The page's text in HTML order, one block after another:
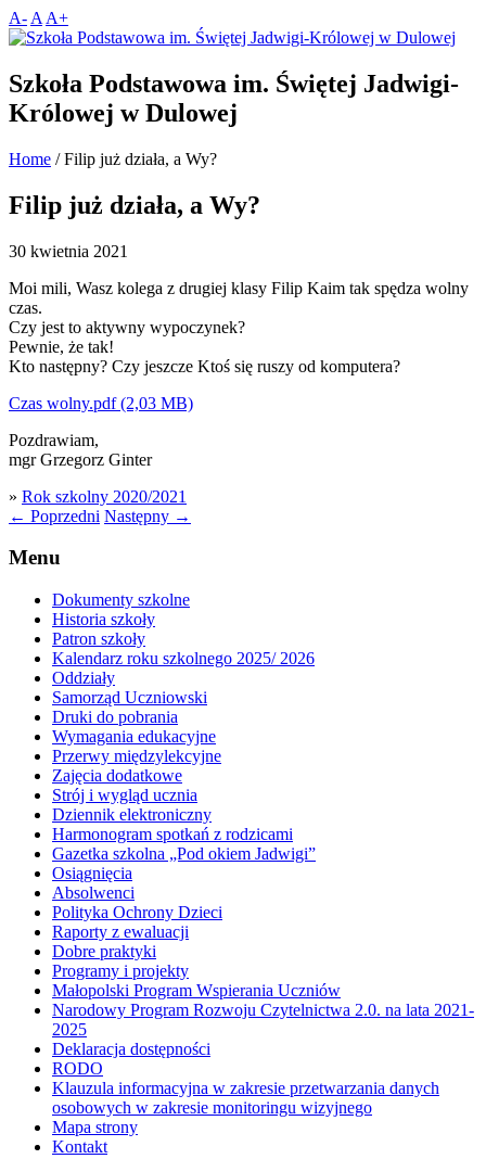
A- A A+
Szkoła Podstawowa im. Świętej Jadwigi-
Królowej w Dulowej
Home / Filip już działa, a Wy?
Filip już działa, a Wy?
30 kwietnia 2021
Moi mili, Wasz kolega z drugiej klasy Filip Kaim tak spędza wolny
czas.
Czy jest to aktywny wypoczynek?
Pewnie, że tak!
Kto następny? Czy jeszcze Ktoś się ruszy od komputera?
Czas wolny.pdf
Pozdrawiam,
mgr Grzegorz Ginter
» Rok szkolny 2020/2021
← Poprzedni Następny →
Menu
Dokumenty szkolne
Historia szkoły
Patron szkoły
Kalendarz roku szkolnego 2025/ 2026
Oddziały
Samorząd Uczniowski
Druki do pobrania
Wymagania edukacyjne
Przerwy międzylekcyjne
Zajęcia dodatkowe
Strój i wygląd ucznia
Dziennik elektroniczny
Harmonogram spotkań z rodzicami
Gazetka szkolna „Pod okiem Jadwigi”
Osiągnięcia
Absolwenci
Polityka Ochrony Dzieci
Raporty z ewaluacji
Dobre praktyki
Programy i projekty
Małopolski Program Wspierania Uczniów
Narodowy Program Rozwoju Czytelnictwa 2.0. na lata 2021-
2025
Deklaracja dostępności
RODO
Klauzula informacyjna w zakresie przetwarzania danych
osobowych w zakresie monitoringu wizyjnego
Mapa strony
Kontakt